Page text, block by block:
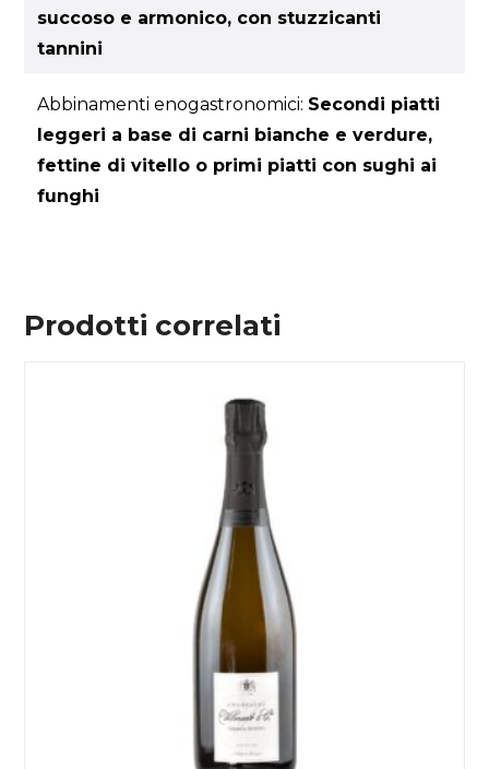
succoso e armonico, con stuzzicanti
tannini
Abbinamenti enogastronomici: Secondi piatti
leggeri a base di carni bianche e verdure,
fettine di vitello o primi piatti con sughi ai
funghi
Prodotti correlati